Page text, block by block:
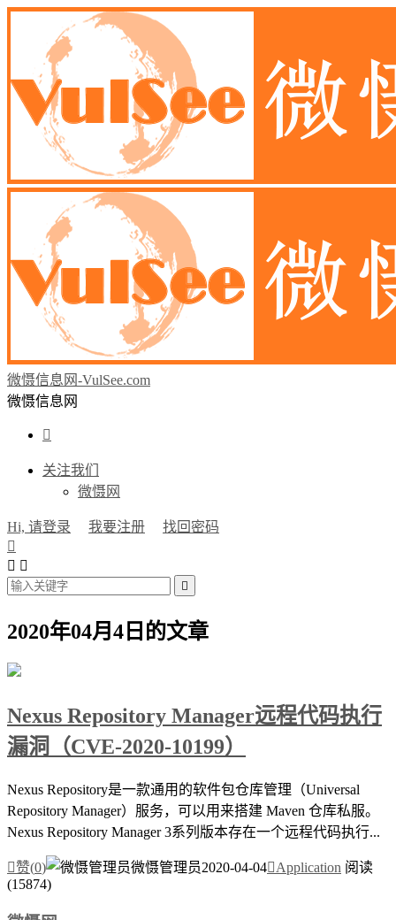
微慑信息网-VulSee.com
微慑信息网

关注我们
微慑网
Hi, 请登录 我要注册
找回密码

 

2020年04月4日的文章
Nexus Repository Manager远程代码执行
漏洞（CVE-2020-10199）
Nexus Repository是一款通用的软件包仓库管理（Universal
Repository Manager）服务，可以用来搭建 Maven 仓库私服。
Nexus Repository Manager 3系列版本存在一个远程代码执行...
赞(0) 微慑管理员2020-04-04Application 阅读
(15874)